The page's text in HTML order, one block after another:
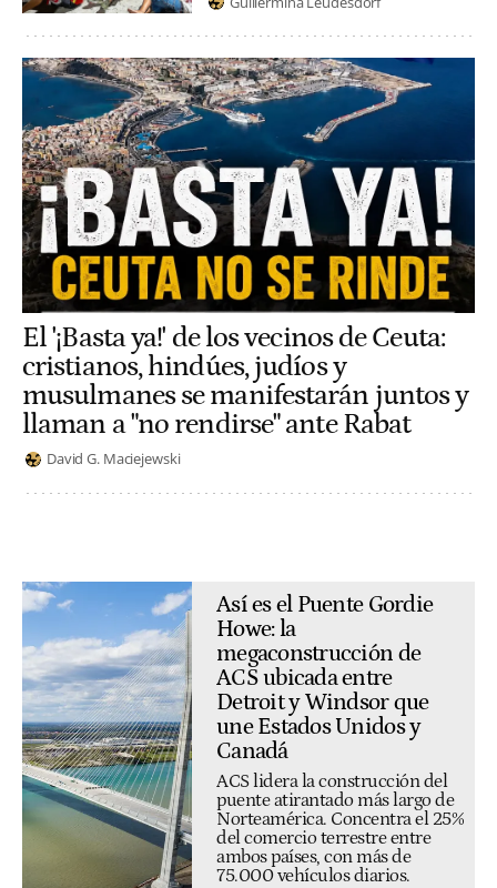
El '¡Basta ya!' de los vecinos de Ceuta:
cristianos, hindúes, judíos y
musulmanes se manifestarán juntos y
llaman a "no rendirse" ante Rabat
David G. Maciejewski
Así es el Puente Gordie
Howe: la
megaconstrucción de
ACS ubicada entre
Detroit y Windsor que
une Estados Unidos y
Canadá
ACS lidera la construcción del
puente atirantado más largo de
Norteamérica. Concentra el 25%
del comercio terrestre entre
ambos países, con más de
75.000 vehículos diarios.